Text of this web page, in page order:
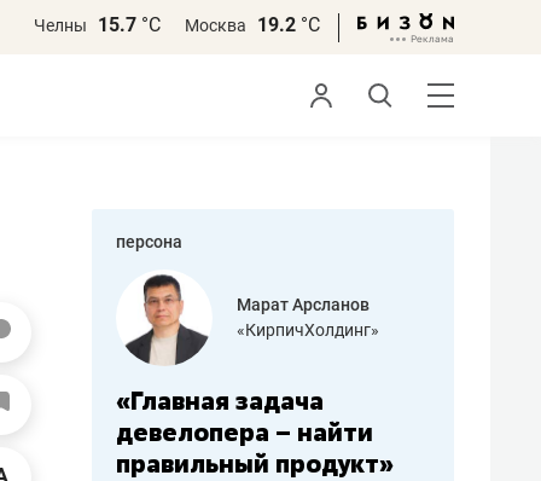
Челны 15.7 °С Москва 19.2 °С
персона
Марат Арсланов
«КирпичХолдинг»
«Главная задача
девелопера – найти
правильный продукт»